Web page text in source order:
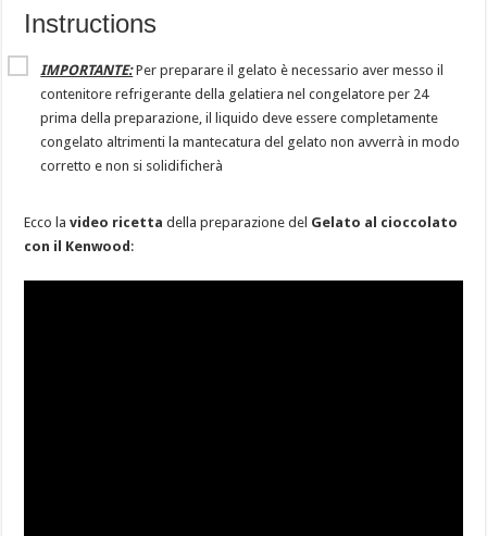
Instructions
IMPORTANTE:Per preparare il gelato è necessario aver messo il
contenitore refrigerante della gelatiera nel congelatore per 24
prima della preparazione, il liquido deve essere completamente
congelato altrimenti la mantecatura del gelato non avverrà in modo
corretto e non si solidificherà
Ecco lavideo ricetta della preparazione del Gelato al cioccolato
con il Kenwood :